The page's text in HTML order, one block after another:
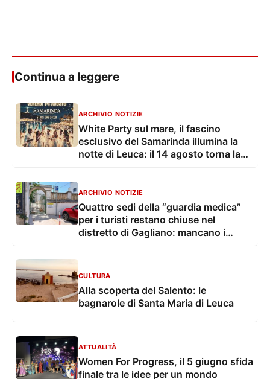
Continua a leggere
ARCHIVIO NOTIZIE
White Party sul mare, il fascino
esclusivo del Samarinda illumina la
notte di Leuca: il 14 agosto torna la
ARCHIVIO NOTIZIE
Quattro sedi della “guardia medica”
per i turisti restano chiuse nel
distretto di Gagliano: mancano i
CULTURA
Alla scoperta del Salento: le
bagnarole di Santa Maria di Leuca
ATTUALITÀ
Women For Progress, il 5 giugno sfida
finale tra le idee per un mondo